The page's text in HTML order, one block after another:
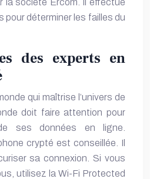
la societe Ercom . Il effectue
pour déterminer les failles du
des experts en
qui maîtrise l’univers de
doit faire attention pour
ses données en ligne.
crypté est conseillée. Il
sa connexion. Si vous
utilisez la Wi-Fi Protected